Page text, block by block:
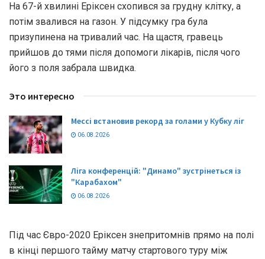
На 67-й хвилині Еріксен схопився за грудну клітку, а
потім звалився на газон. У підсумку гра була
призупинена на тривалий час. На щастя, гравець
прийшов до тями після допомоги лікарів, після чого
його з поля забрала швидка.
Это интересно
Мессі встановив рекорд за голами у Кубку ліг
06.08.2026
Ліга конференцій: "Динамо" зустрінеться із
"Карабахом"
06.08.2026
Під час Євро-2020 Еріксен знепритомнів прямо на полі
в кінці першого тайму матчу стартового туру між